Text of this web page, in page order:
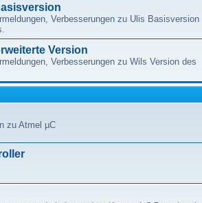
Verbesserungen zu Ulis Basisversion
Version
Verbesserungen zu Wils Version des
zu Atmel µC